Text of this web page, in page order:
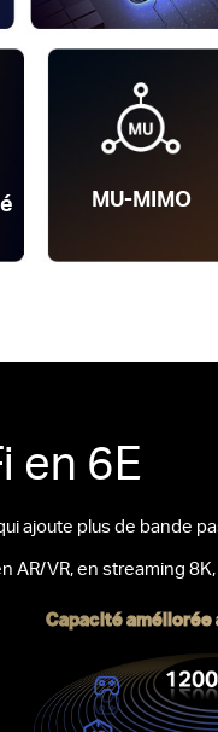
MU-MIMO
en 6E
ajoute plus de bande
AR/VR, en streaming
Capacité